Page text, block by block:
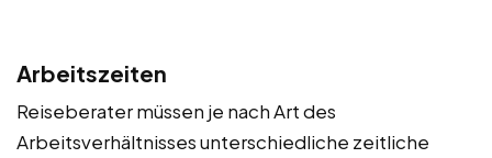
Arbeitszeiten
Reiseberater müssen je nach Art des
Arbeitsverhältnisses unterschiedliche zeitliche